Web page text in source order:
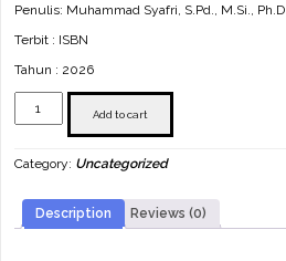
Penulis: Muhammad Syafri, S.Pd., M.Si., Ph.D
Terbit : ISBN
Tahun : 2026
Kurikulum
Berbasis
Pembelajaran
Humanis,
Holistik,
dan
Add to cart
Category: Uncategorized
Description Reviews (0)